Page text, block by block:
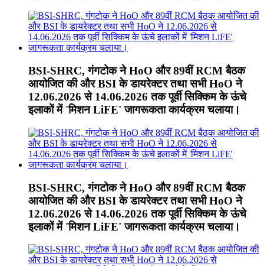
BSI-SHRC, गंगटोक ने HoO और 89वीं RCM बैठक
आयोजित की और BSI के डायरेक्टर तथा सभी HoO ने
12.06.2026 से 14.06.2026 तक पूर्वी सिक्किम के ऊंचे
इलाकों में 'मिशन LiFE' जागरूकता कार्यक्रम चलाया।
BSI-SHRC, गंगटोक ने HoO और 89वीं RCM बैठक
आयोजित की और BSI के डायरेक्टर तथा सभी HoO ने
12.06.2026 से 14.06.2026 तक पूर्वी सिक्किम के ऊंचे
इलाकों में 'मिशन LiFE' जागरूकता कार्यक्रम चलाया।